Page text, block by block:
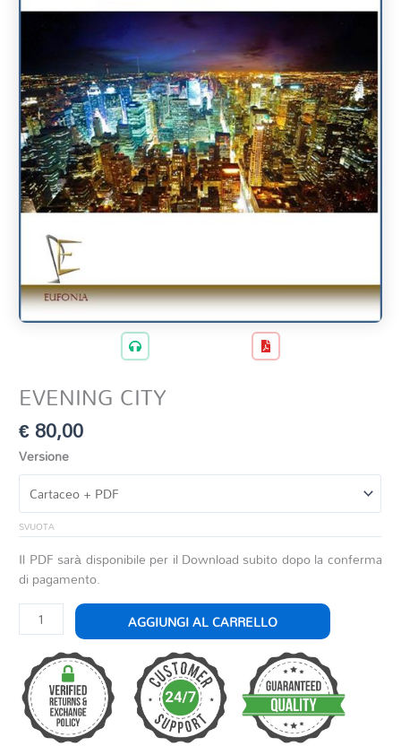
EVENING CITY
€80,00
Versione
SVUOTA
Il PDF sarà disponibile per il Download subito dopo la conferma
di pagamento.
EVENING
CITY
quantità
AGGIUNGI AL CARRELLO